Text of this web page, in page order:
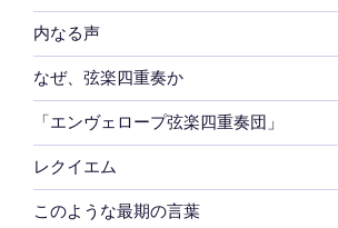
内なる声
なぜ、弦楽四重奏か
「エンヴェロープ弦楽四重奏団」
レクイエム
このような最期の言葉